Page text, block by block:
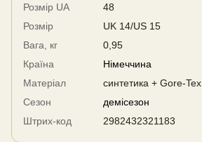
Розмір UA
48
Розмір
UK 14/US 15
Вага, кг
0,95
Країна
Німеччина
Матеріал
синтетика + Gore-Tex
Сезон
демісезон
Штрих-код
2982432321183